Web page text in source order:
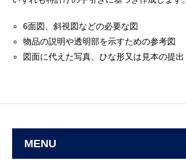
6面図、斜視図などの必要な図
物品の説明や透明部を示すための参考図
図面に代えた写真、ひな形又は見本の提出
MENU